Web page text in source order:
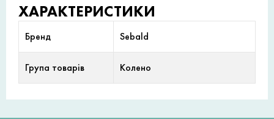
ХАРАКТЕРИСТИКИ
Бренд Sebald
Група товарів Колено